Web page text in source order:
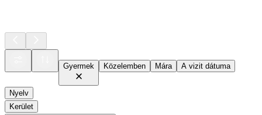
Gyermek Közelemben Mára A vizit dátuma
Nyelv
Kerület